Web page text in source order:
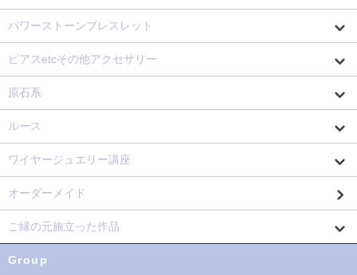
パワーストーンブレスレット
ピアスetcその他アクセサリー
原石系
ルース
ワイヤージュエリー講座
オーダーメイド
ご縁の元旅立った作品
Group